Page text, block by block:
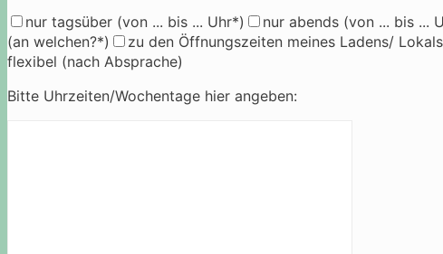
nur tagsüber (von ... bis ... Uhr*)
nur abends (von ... bis ...
(an welchen?*)
zu den Öffnungszeiten meines Ladens/
flexibel (nach Absprache)
Bitte Uhrzeiten/Wochentage hier angeben: